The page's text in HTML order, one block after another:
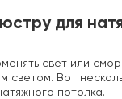
для
свет или
светом. Вот
потолка.